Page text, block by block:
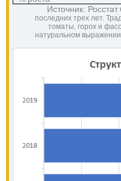
Источник: Росстат
последних трех лет.
томаты, горох и
натуральном